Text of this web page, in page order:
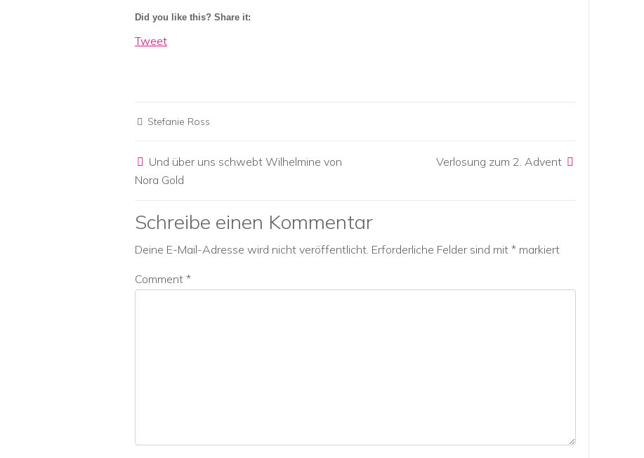
Did you like this? Share it:
Tweet
Stefanie Ross
Post navigation
Und über uns schwebt Wilhelmine von
Nora Gold
Verlosung zum 2. Advent
Schreibe einen Kommentar
Deine E-Mail-Adresse wird nicht veröffentlicht. Erforderliche Felder sind mit * markiert
Comment *